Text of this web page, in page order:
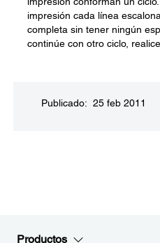
impresión cada línea
completa sin tener ningún
continúe con otro ciclo,
Publicado: 25 feb 2011
Productos